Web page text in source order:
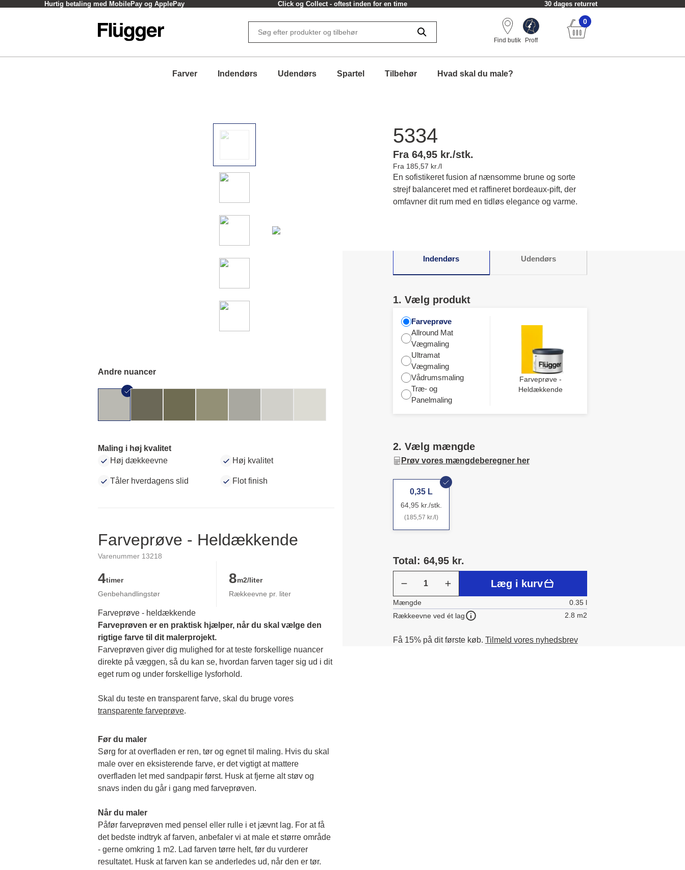
Hurtig betaling med MobilePay og ApplePay Click og Collect - oftest inden for en time 30 dages returret
Find butik Proff
0
Farver Indendørs Udendørs Spartel Tilbehør Hvad skal du male?
Andre nuancer
Maling i høj kvalitet
Høj dækkeevne
Høj kvalitet
Tåler hverdagens slid Flot finish
Farveprøve - Heldækkende
Varenummer 13218
4timer
Genbehandlingstør
8m2/liter
Rækkeevne pr. liter
Farveprøve - heldækkende
Farveprøven er en praktisk hjælper, når du skal vælge den
rigtige farve til dit malerprojekt.
Farveprøven giver dig mulighed for at teste forskellige nuancer
direkte på væggen, så du kan se, hvordan farven tager sig ud i dit
eget rum og under forskellige lysforhold.
transparente farveprøve.
Før du maler
Sørg for at overfladen er ren, tør og egnet til maling. Hvis du skal
male over en eksisterende farve, er det vigtigt at mattere
overfladen let med sandpapir først. Husk at fjerne alt støv og
snavs inden du går i gang med farveprøven.
Når du maler
Påfør farveprøven med pensel eller rulle i et jævnt lag. For at få
det bedste indtryk af farven, anbefaler vi at male et større område
- gerne omkring 1 m2. Lad farven tørre helt, før du vurderer
resultatet. Husk at farven kan se anderledes ud, når den er tør.
5334
Fra 64,95 kr./stk.
Fra 185,57 kr./l
En sofistikeret fusion af nænsomme brune og sorte
strejf balanceret med et raffineret bordeaux-pift, der
omfavner dit rum med en tidløs elegance og varme.
Indendørs Udendørs
1. Vælg produkt
Farveprøve
Allround Mat
Vægmaling
Ultramat
Vægmaling
Vådrumsmaling
Træ- og
Panelmaling
Farveprøve -
Heldækkende
2. Vælg mængde
Prøv vores mængdeberegner her
0,35 L
64,95 kr./stk.
(185,57 kr./l)
Total: 64,95 kr.
Læg i kurv
Mængde
0.35 l
Rækkeevne ved ét lag
2.8 m2
Få 15% på dit første køb. Tilmeld vores nyhedsbrev